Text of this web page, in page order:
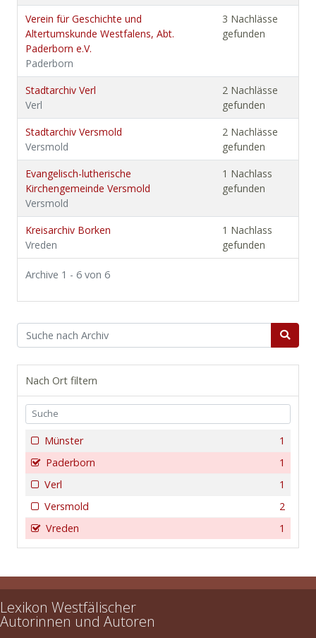
Verein für Geschichte und
Altertumskunde Westfalens, Abt.
Paderborn e.V.
Paderborn
3 Nachlässe
gefunden
Stadtarchiv Verl
Verl
2 Nachlässe
gefunden
Stadtarchiv Versmold
Versmold
2 Nachlässe
gefunden
Evangelisch-lutherische
Kirchengemeinde Versmold
Versmold
1 Nachlass
gefunden
Kreisarchiv Borken
Vreden
1 Nachlass
gefunden
Archive 1 - 6 von 6
Nach Ort filtern
1
Münster
1
Paderborn
1
Verl
2
Versmold
1
Vreden
Lexikon Westfälischer
Autorinnen und Autoren